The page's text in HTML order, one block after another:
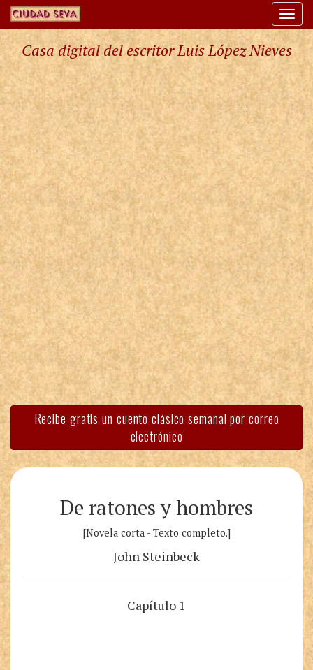
Casa digital del escritor Luis López Nieves
Recibe gratis un cuento clásico semanal por correo
electrónico
De ratones y hombres
[Novela corta - Texto completo.]
John Steinbeck
Capítulo 1